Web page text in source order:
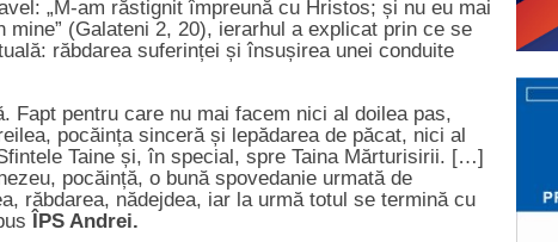
„M-am răstignit împreună cu Hristos; și nu eu mai
(Galateni 2, 20), ierarhul a explicat prin ce se
răbdarea suferinței și însușirea unei conduite
Fapt pentru care nu mai facem nici al doilea pas,
pocăința sinceră și lepădarea de păcat, nici al
Taine și, în special, spre Taina Mărturisirii. […]
pocăință, o bună spovedanie urmată de
răbdarea, nădejdea, iar la urmă totul se termină cu
ÎPS Andrei.